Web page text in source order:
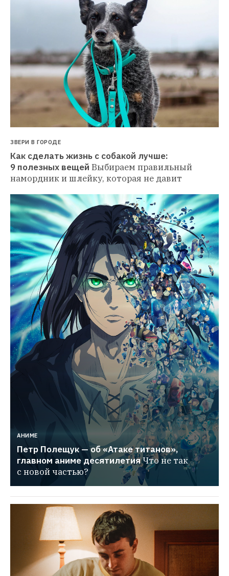
ЗВЕРИ В ГОРОДЕ
Как сделать жизнь с собакой лучше:
9 полезных вещей Выбираем правильный
намордник и шлейку, которая не давит
АНИМЕ
Петр Полещук — об «Атаке титанов»,
главном аниме десятилетияЧто не так
с новой частью?